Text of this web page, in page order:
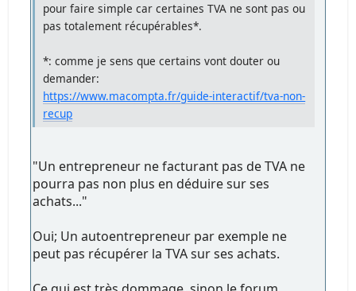
pour faire simple car certaines TVA ne sont pas ou
pas totalement récupérables*.
*: comme je sens que certains vont douter ou
demander:
https://www.macompta.fr/guide-interactif/tva-non-
recup
"Un entrepreneur ne facturant pas de TVA ne
pourra pas non plus en déduire sur ses
achats..."
Oui; Un autoentrepreneur par exemple ne
peut pas récupérer la TVA sur ses achats.